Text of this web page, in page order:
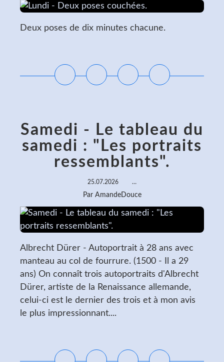
Deux poses de dix minutes chacune.
Samedi - Le tableau du
samedi : "Les portraits
ressemblants".
25.07.2026 …
Par AmandeDouce
Albrecht Dürer - Autoportrait à 28 ans avec
manteau au col de fourrure. (1500 - Il a 29
ans) On connaît trois autoportraits d'Albrecht
Dürer, artiste de la Renaissance allemande,
celui-ci est le dernier des trois et à mon avis
le plus impressionnant....